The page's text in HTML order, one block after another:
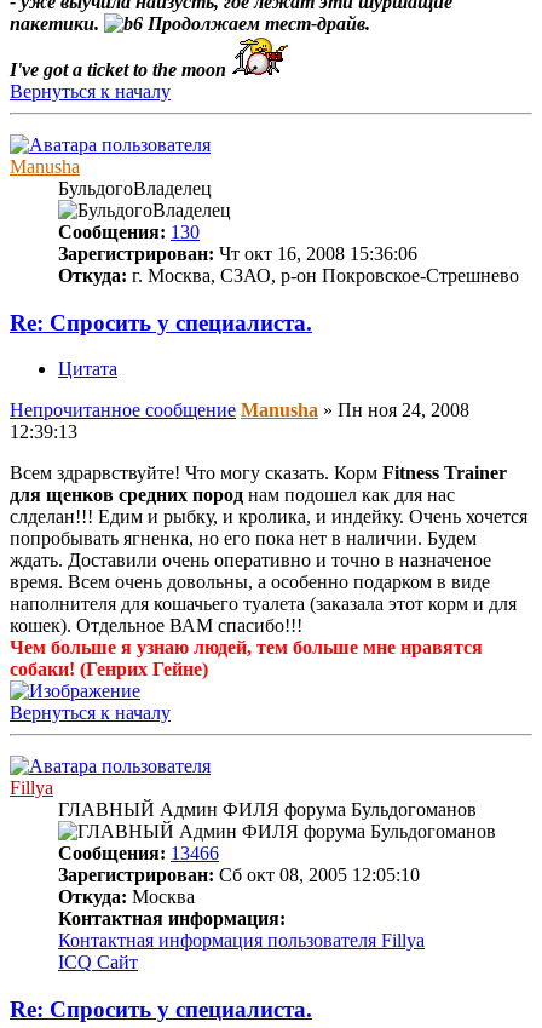
пакетики.
Продолжаем тест-драйв.
I've got a ticket to the moon
Вернуться к началу
Manusha
БульдогоВладелец
Сообщения: 130
Зарегистрирован: Чт окт 16, 2008 15:36:06
Откуда: г. Москва, СЗАО, р-он Покровское-Стрешнево
Re: Спросить у специалиста.
Цитата
Непрочитанное сообщение Manusha » Пн ноя 24, 2008
12:39:13
Всем здрарвствуйте! Что могу сказать. Корм Fitness Trainer
для щенков средних пород нам подошел как для нас
слделан!!! Едим и рыбку, и кролика, и индейку. Очень хочется
попробывать ягненка, но его пока нет в наличии. Будем
ждать. Доставили очень оперативно и точно в назначеное
время. Всем очень довольны, а особенно подарком в виде
наполнителя для кошачьего туалета (заказала этот корм и для
кошек). Отдельное ВАМ спасибо!!!
Чем больше я узнаю людей, тем больше мне нравятся
собаки! (Генрих Гейне)
Вернуться к началу
Fillya
ГЛАВНЫЙ Админ ФИЛЯ форума Бульдогоманов
Сообщения: 13466
Зарегистрирован: Сб окт 08, 2005 12:05:10
Откуда: Москва
Контактная информация:
Контактная информация пользователя Fillya
ICQ Сайт
Re: Спросить у специалиста.